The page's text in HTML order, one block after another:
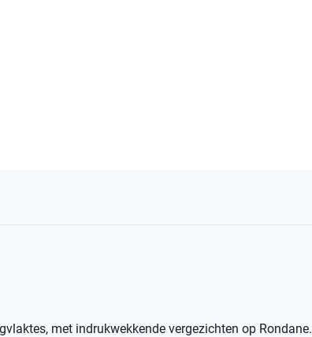
met indrukwekkende vergezichten op Rondane.